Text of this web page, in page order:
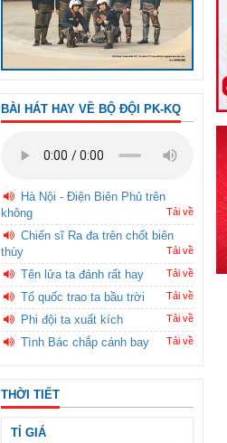
BÀI HÁT HAY VỀ BỘ ĐỘI PK-KQ
Hà Nội - Điện Biên Phủ trên
không
Tải về
Chiến sĩ Ra đa trên chốt biên
thùy
Tải về
Tên lửa ta đánh rất hay Tải về
Tổ quốc trao ta bầu trời Tải về
Phi đội ta xuất kích Tải về
Tình Bác chắp cánh bay Tải về
THỜI TIẾT
TỈ GIÁ